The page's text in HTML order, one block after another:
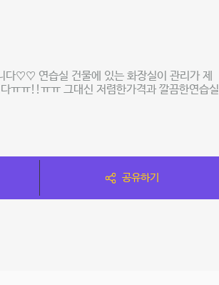
다♡♡ 연습실 건물에 있는 화장실이 관리가 제
ㅠㅠ!!ㅠㅠ 그대신 저렴한가격과 깔끔한연습실
공유하기